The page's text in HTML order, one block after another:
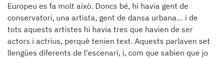
Europeu es fa molt això. Doncs bé, hi havia gent de
conservatori, una artista, gent de dansa urbana… i de
tots aquests artistes hi havia tres que havien de ser
actors i actrius, perquè tenien text. Aquests parlaven set
llengües diferents de l'escenari, i, com que sabien que jo